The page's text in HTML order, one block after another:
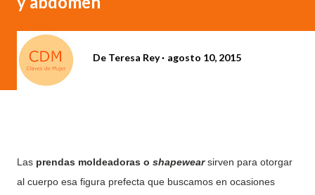
De Teresa Rey agosto 10, 2015
Las prendas moldeadoras o shapewearsirven para otorgar
al cuerpo esa figura prefecta que buscamos en ocasiones